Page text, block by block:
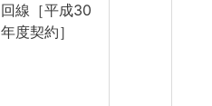
回線［平成30
年度契約］